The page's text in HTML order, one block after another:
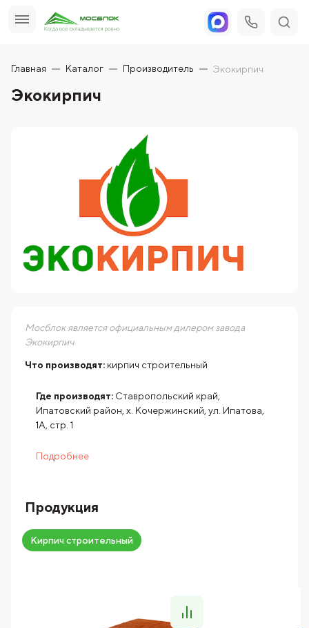
Главная Каталог Производитель Экокирпич
Экокирпич
Мосблок является официальным дилером завода
Экокирпич
Что производят: кирпич строительный
Где производят: Ставропольский край,
Ипатовский район, х. Кочержинский, ул. Ипатова,
1А, стр. 1
Подробнее
Продукция
Кирпич строительный